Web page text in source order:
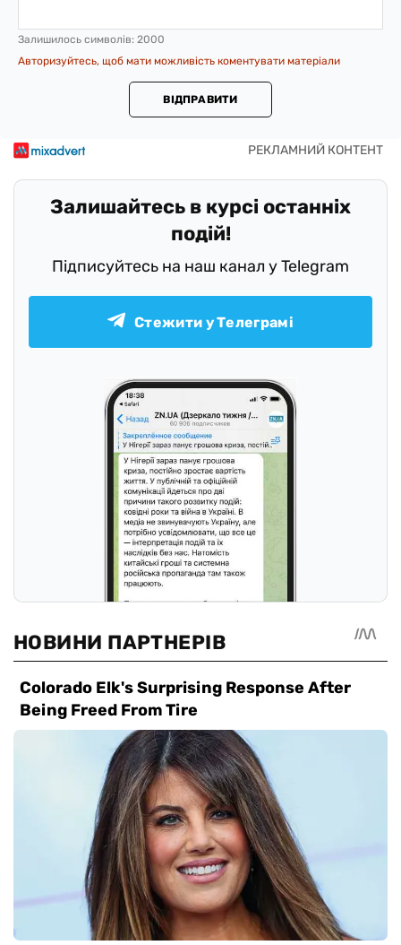
Залишилось символів: 2000
Авторизуйтесь, щоб мати можливість коментувати матеріали
ВІДПРАВИТИ
Залишайтесь в курсі останніх
подій!
Підписуйтесь на наш канал у Telegram
Стежити у Телеграмі